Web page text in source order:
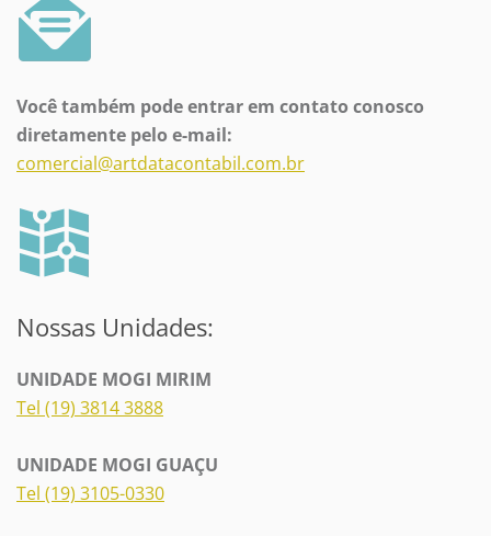
Você também pode entrar em contato conosco
diretamente pelo e-mail:
comercial@artdatacontabil.com.br
Nossas Unidades:
UNIDADE MOGI MIRIM
Tel (19) 3814 3888
UNIDADE MOGI GUAÇU
Tel (19) 3105-0330